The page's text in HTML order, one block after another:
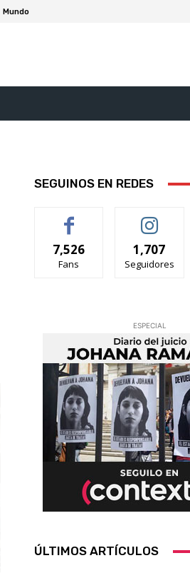
Mundo
SEGUINOS EN REDES
7,526
Fans
1,707
Seguidores
ESPECIAL
ÚLTIMOS ARTÍCULOS